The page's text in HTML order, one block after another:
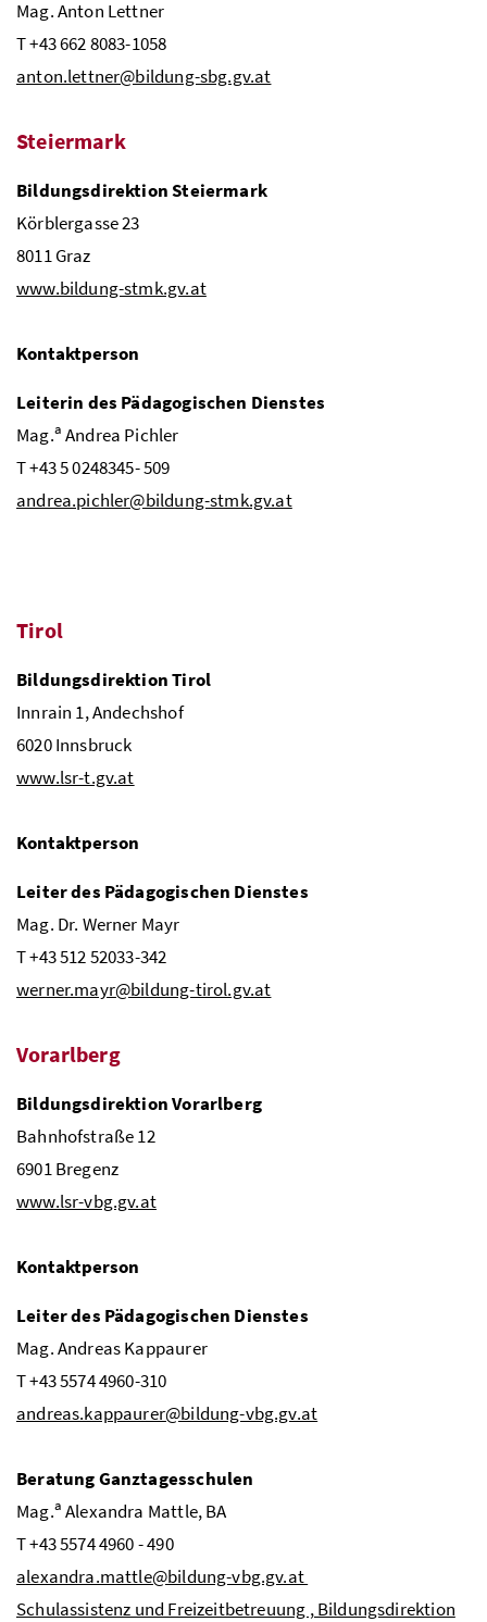
Mag.Anton Lettner
T +43 662 8083-1058
anton.lettner@bildung-sbg.gv.at
Steiermark
Bildungsdirektion Steiermark
Körblergasse 23
8011 Graz
www.bildung-stmk.gv.at
Kontaktperson
Leiterin des Pädagogischen Dienstes
Mag.a Andrea Pichler
T +43 5 0248345-509
andrea.pichler@bildung-stmk.gv.at
Tirol
Bildungsdirektion Tirol
Innrain 1, Andechshof
6020 Innsbruck
www.lsr-t.gv.at
Kontaktperson
Leiter des Pädagogischen Dienstes
Mag. Dr. Werner Mayr
T +43 512 52033-342
werner.mayr@bildung-tirol.gv.at
Vorarlberg
Bildungsdirektion Vorarlberg
Bahnhofstraße 12
6901 Bregenz
www.lsr-vbg.gv.at
Kontaktperson
Leiter des Pädagogischen Dienstes
Mag. Andreas Kappaurer
T +43 5574 4960-310
andreas.kappaurer@bildung-vbg.gv.at
Beratung Ganztagesschulen
Mag.a Alexandra Mattle,BA
T +43 5574 4960 - 490
alexandra.mattle@bildung-vbg.gv.at
Schulassistenz und Freizeitbetreuung , Bildungsdirektion